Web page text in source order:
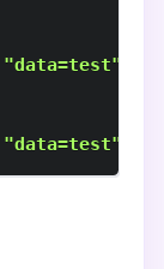
"data=test"
"data=test"